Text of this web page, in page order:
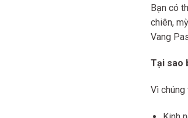
Bạn có
chiên,
Vang
Tại sao
Vì chúng